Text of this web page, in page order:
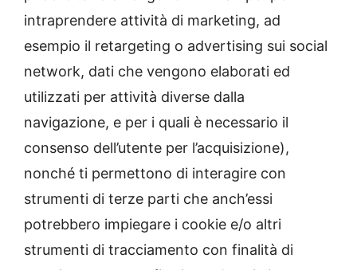
intraprendere attività di marketing, ad
esempio il retargeting o advertising sui social
network, dati che vengono elaborati ed
utilizzati per attività diverse dalla
navigazione, e per i quali è necessario il
consenso dell’utente per l’acquisizione),
nonché ti permettono di interagire con
strumenti di terze parti che anch’essi
potrebbero impiegare i cookie e/o altri
strumenti di tracciamento con finalità di